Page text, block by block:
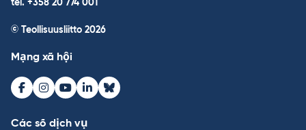
tel. +358 20 774 001
© Teollisuusliitto 2026
Mạng xã hội
Facebook
Instagram
Youtube
LinkedInBluesky
Các số dịch vụ